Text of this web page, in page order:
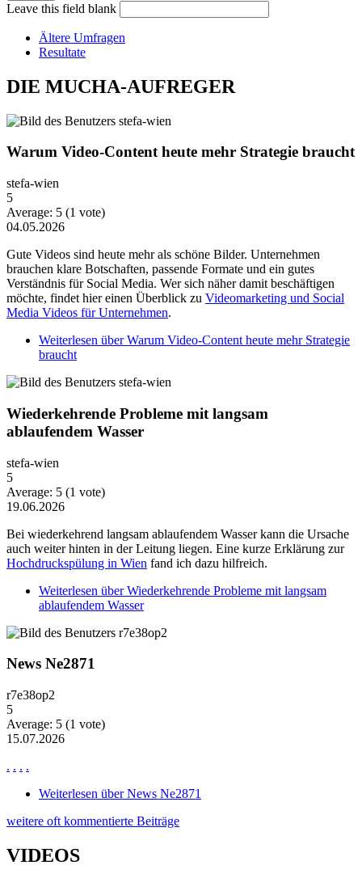
Leave this field blank
Ältere Umfragen
Resultate
DIE MUCHA-AUFREGER
Warum Video-Content heute mehr Strategie braucht
stefa-wien
5
Average: 5 (1 vote)
04.05.2026
Gute Videos sind heute mehr als schöne Bilder. Unternehmen
brauchen klare Botschaften, passende Formate und ein gutes
Verständnis für Social Media. Wer sich näher damit beschäftigen
möchte, findet hier einen Überblick zu Videomarketing und Social
Media Videos für Unternehmen.
Weiterlesen über Warum Video-Content heute mehr Strategie
braucht
Wiederkehrende Probleme mit langsam
ablaufendem Wasser
stefa-wien
5
Average: 5 (1 vote)
19.06.2026
Bei wiederkehrend langsam ablaufendem Wasser kann die Ursache
auch weiter hinten in der Leitung liegen. Eine kurze Erklärung zur
Hochdruckspülung in Wien fand ich dazu hilfreich.
Weiterlesen über Wiederkehrende Probleme mit langsam
ablaufendem Wasser
News Ne2871
r7e38op2
5
Average: 5 (1 vote)
15.07.2026
. . . .
Weiterlesen über News Ne2871
weitere oft kommentierte Beiträge
VIDEOS